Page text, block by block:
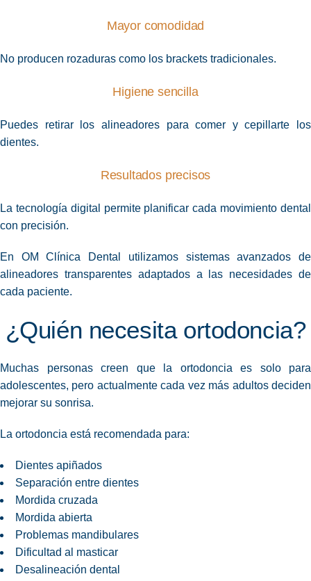
Mayor comodidad
No producen rozaduras como los brackets tradicionales.
Higiene sencilla
Puedes retirar los alineadores para comer y cepillarte los
dientes.
Resultados precisos
La tecnología digital permite planificar cada movimiento dental
con precisión.
En OM Clínica Dental utilizamos sistemas avanzados de
alineadores transparentes adaptados a las necesidades de
cada paciente.
¿Quién necesita ortodoncia?
Muchas personas creen que la ortodoncia es solo para
adolescentes, pero actualmente cada vez más adultos deciden
mejorar su sonrisa.
La ortodoncia está recomendada para:
Dientes apiñados
Separación entre dientes
Mordida cruzada
Mordida abierta
Problemas mandibulares
Dificultad al masticar
Desalineación dental